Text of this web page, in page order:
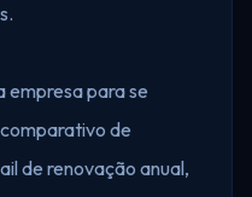
para se
de
de renovação anual,